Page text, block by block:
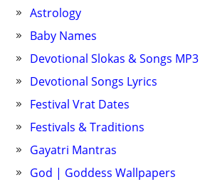
Astrology
Baby Names
Devotional Slokas & Songs MP3
Devotional Songs Lyrics
Festival Vrat Dates
Festivals & Traditions
Gayatri Mantras
God | Goddess Wallpapers